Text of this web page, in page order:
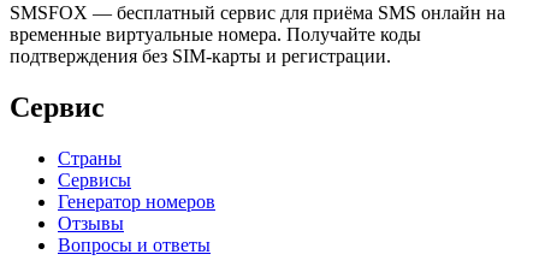
SMSFOX — бесплатный сервис для приёма SMS онлайн на
временные виртуальные номера. Получайте коды
подтверждения без SIM-карты и регистрации.
Сервис
Страны
Сервисы
Генератор номеров
Отзывы
Вопросы и ответы